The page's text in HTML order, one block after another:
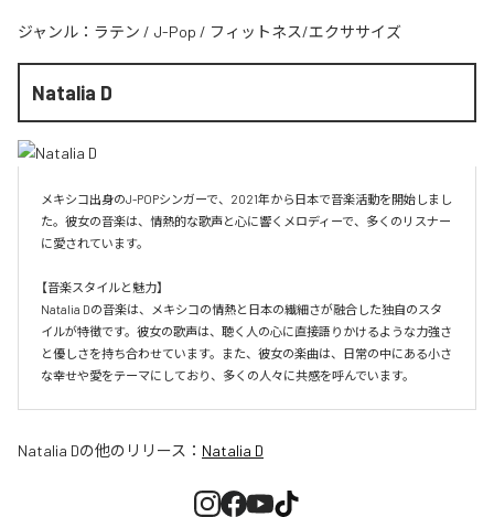
ジャンル： ラテン / J-Pop / フィットネス/エクササイズ
Natalia D
メキシコ出身のJ-POPシンガーで、2021年から日本で音楽活動を開始しまし
た。彼女の音楽は、情熱的な歌声と心に響くメロディーで、多くのリスナー
に愛されています。
【音楽スタイルと魅力】
Natalia Dの音楽は、メキシコの情熱と日本の繊細さが融合した独自のスタ
イルが特徴です。彼女の歌声は、聴く人の心に直接語りかけるような力強さ
と優しさを持ち合わせています。また、彼女の楽曲は、日常の中にある小さ
な幸せや愛をテーマにしており、多くの人々に共感を呼んでいます。
Natalia Dの他のリリース： Natalia D